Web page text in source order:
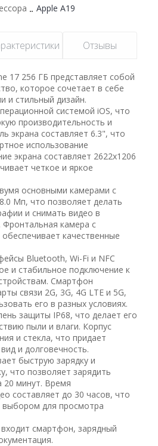
Apple A19
Отзывы
17 256 ГБ представляет собой
которое сочетает в себе
и стильный дизайн.
системой iOS, что
производительность и
экрана составляет 6.3", что
использование
экрана составляет 2622x1206
четкое и яркое
основными камерами с
Мп, что позволяет делать
и снимать видео в
камера с
качественные
Bluetooth, Wi-Fi и NFC
и стабильное подключение к
Смартфон
связи 2G, 3G, 4G LTE и 5G,
его в разных условиях.
защиты IP68, что делает его
пыли и влаги. Корпус
и стекла, что придает
и долговечность.
быструю зарядку и
что позволяет зарядить
20 минут. Время
составляет до 30 часов, что
для просмотра
смартфон, зарядный